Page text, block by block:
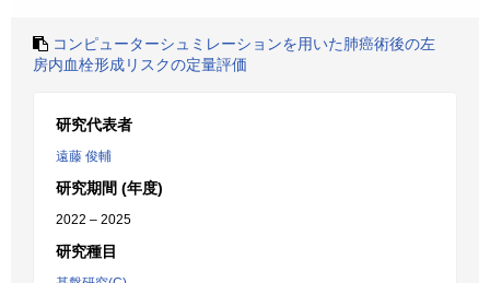
コンピューターシュミレーションを用いた肺癌術後の左
房内血栓形成リスクの定量評価
研究代表者
遠藤 俊輔
研究期間 (年度)
2022 – 2025
研究種目